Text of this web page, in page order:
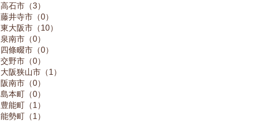
高石市（3）
藤井寺市（0）
東大阪市（10）
泉南市（0）
四條畷市（0）
交野市（0）
大阪狭山市（1）
阪南市（0）
島本町（0）
豊能町（1）
能勢町（1）